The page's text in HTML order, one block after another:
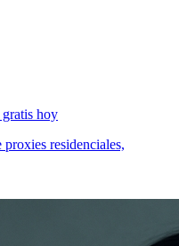
hoy
residenciales,